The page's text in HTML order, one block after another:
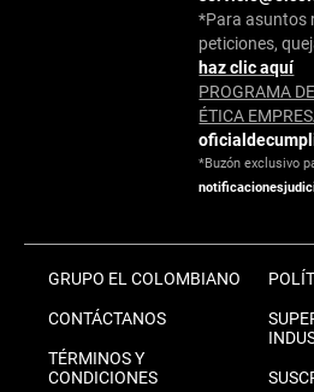
*Para asuntos
peticiones,
haz clic aquí
PROGRAMA
ÉTICA
*Buzón exclusivo
GRUPO EL COLOMBIANO
CONTÁCTANOS
TÉRMINOS Y
CONDICIONES